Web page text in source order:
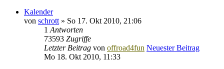
Kalender
von schrott » So 17. Okt 2010, 21:06
1 Antworten
73593 Zugriffe
Letzter Beitrag von offroad4fun Neuester Beitrag
Mo 18. Okt 2010, 11:33